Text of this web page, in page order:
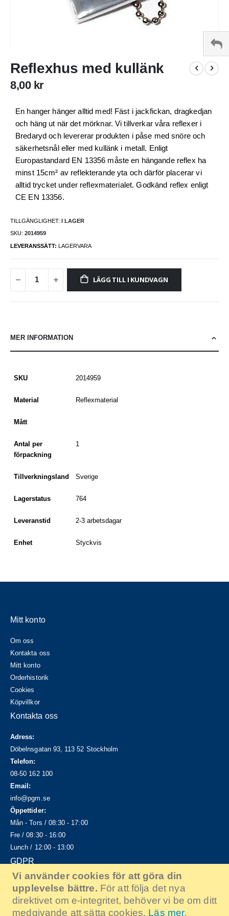
Vi använder cookies för att göra din
upplevelse bättre. För att följa det nya
direktivet om e-integritet, behöver vi be om ditt
medgivande att sätta cookies. Läs mer.
till
av
Reflexhus med kullänk
8,00 kr
En hanger hänger alltid med! Fäst i jackfickan, dragkedjan
och häng ut när det mörknar. Vi tillverkar våra reflexer i
Bredaryd och levererar produkten i påse med snöre och
säkerhetsnål eller med kullänk i metall. Enligt
Europastandard EN 13356 måste en hängande reflex ha
minst 15cm² av reflekterande yta och därför placerar vi
alltid trycket under reflexmaterialet. Godkänd reflex enligt
CE EN 13356.
TILLGÄNGLIGHET: I LAGER
SKU 2014959
LEVERANSSÄTT: LAGERVARA
LÄGG TILL I KUNDVAGN
MER INFORMATION
SKU 2014959
Material Reflexmaterial
Mått
Antal per
förpackning
1
Tillverkningsland Sverige
Lagerstatus 764
Leveranstid 2-3 arbetsdagar
Enhet Styckvis
Mitt konto
Om oss
Kontakta oss
Mitt konto
Orderhistorik
Cookies
Köpvillkor
Kontakta oss
Adress:
Döbelnsgatan 93, 113 52 Stockholm
Telefon:
08-50 162 100
Email:
info@pgm.se
Öppettider:
Mån - Tors / 08:30 - 17:00
Fre / 08:30 - 16:00
Lunch / 12:00 - 13:00
GDPR
Läs mer om hur vi hanterar dina personuppgifter enligt GDPR.
Klicka här